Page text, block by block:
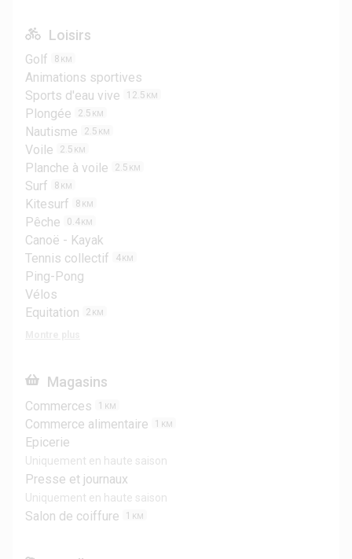
Loisirs
Golf 8 KM
Animations sportives
Sports d'eau vive
12.5 KM
Plongée 2.5 KM
Nautisme 2.5 KM
Voile 2.5 KM
Planche à voile 2.5 KM
Surf 8 KM
Kitesurf 8 KM
Pêche 0.4 KM
Canoë - Kayak
Tennis collectif
4 KM
Ping-Pong
Vélos
Equitation
2 KM
Magasins
Commerces 1 KM
Commerce alimentaire 1 KM
Epicerie
Uniquement en haute saison
Presse et journaux
Uniquement en haute saison
Salon de coiffure 1 KM